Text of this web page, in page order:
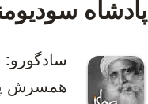
پادشاه
‫سادگورو:
همسرش